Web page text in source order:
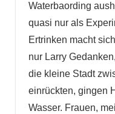
Waterbaording
quasi nur als
Ertrinken macht
nur Larry
die kleine Stadt
einrückten, gingen
Wasser. Frauen,